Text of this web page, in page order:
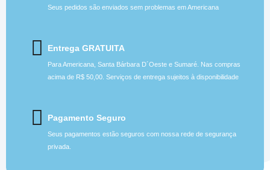
Seus pedidos são enviados sem problemas em Americana
Entrega GRATUITA
Para Americana, Santa Bárbara D´Oeste e Sumaré. Nas compras
acima de R$ 50,00. Serviços de entrega sujeitos à disponibilidade
Pagamento Seguro
Seus pagamentos estão seguros com nossa rede de segurança
privada.